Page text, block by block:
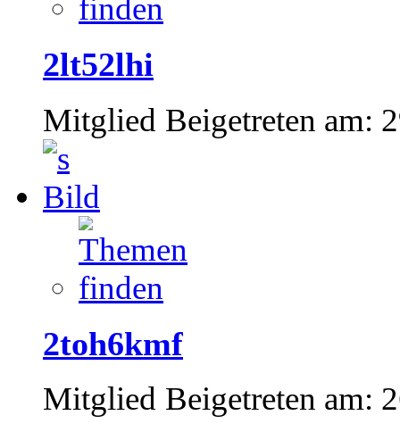
2lt52lhi
Mitglied Beigetreten am:
2toh6kmf
Mitglied Beigetreten am: